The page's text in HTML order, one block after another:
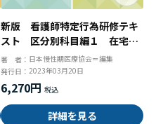
新版 看護師特定行為研修テキ
スト 区分別科目編１ 在宅・
慢性期パッケージ対応
著 者： 日本慢性期医療協会＝編集
発行日： 2023年03月20日
6,270円
詳細を見る